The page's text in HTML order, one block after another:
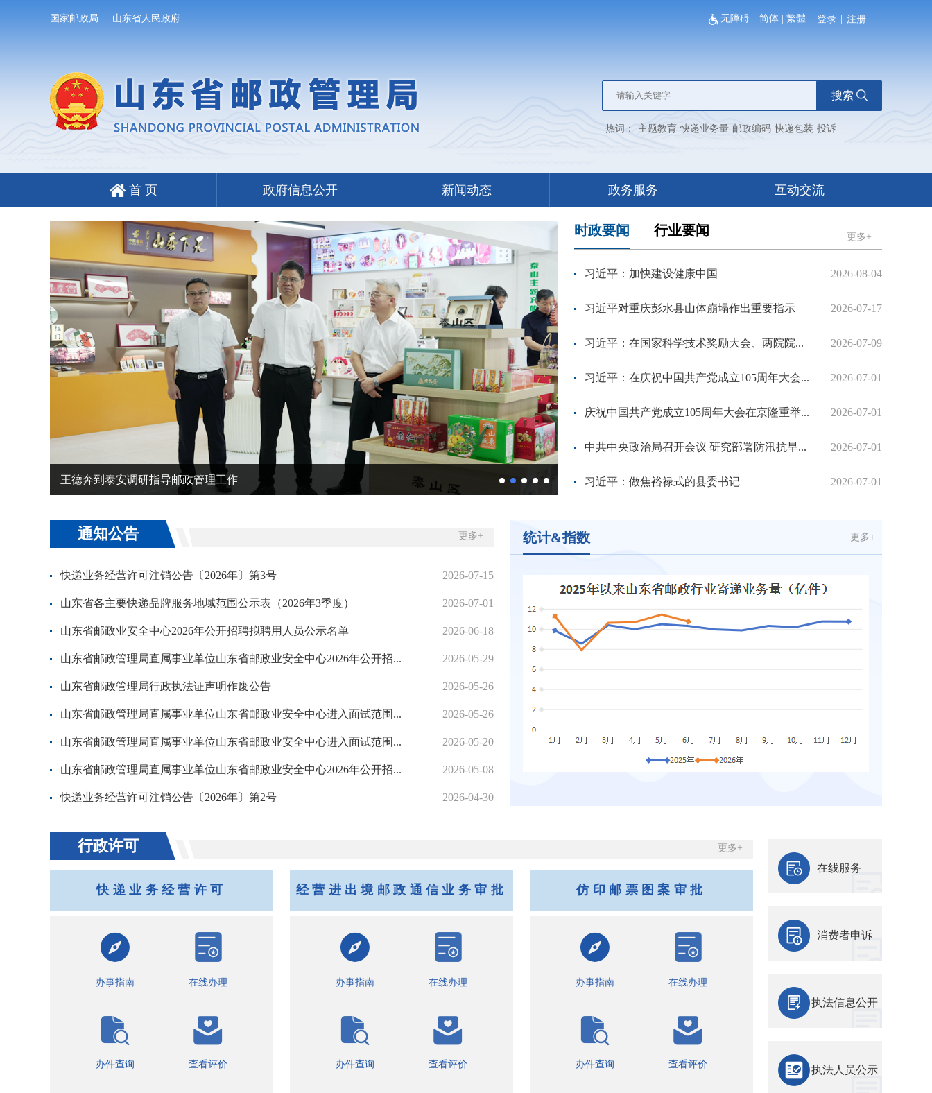
国家邮政局 山东省人民政府 无障碍 简体 繁體 登录 注册
搜索
热词： 主题教育 快递业务量 邮政编码 快递包装 投诉
首 页 政府信息公开 新闻动态 政务服务 互动交流
王德奔到泰安调研指导邮政管理工作 2026年全省邮政半年工作会议召开
时政要闻 行业要闻 更多+
习近平：加快建设健康中国 2026-08-04
习近平对重庆彭水县山体崩塌作出重要指示 2026-07-17
习近平：在国家科学技术奖励大会、两院院... 2026-07-09
习近平：在庆祝中国共产党成立105周年大会... 2026-07-01
庆祝中国共产党成立105周年大会在京隆重举... 2026-07-01
中共中央政治局召开会议 研究部署防汛抗旱... 2026-07-01
习近平：做焦裕禄式的县委书记 2026-07-01
通知公告 更多+
快递业务经营许可注销公告〔2026年〕第3号 2026-07-15
山东省各主要快递品牌服务地域范围公示表（2026年3季度） 2026-07-01
山东省邮政业安全中心2026年公开招聘拟聘用人员公示名单 2026-06-18
山东省邮政管理局直属事业单位山东省邮政业安全中心2026年公开招... 2026-05-29
山东省邮政管理局行政执法证声明作废公告 2026-05-26
山东省邮政管理局直属事业单位山东省邮政业安全中心进入面试范围... 2026-05-26
山东省邮政管理局直属事业单位山东省邮政业安全中心进入面试范围... 2026-05-20
山东省邮政管理局直属事业单位山东省邮政业安全中心2026年公开招... 2026-05-08
快递业务经营许可注销公告〔2026年〕第2号 2026-04-30
统计&指数 更多+
行政许可 更多+
快递业务经营许可
办事指南 在线办理
办件查询 查看评价
经营进出境邮政通信业务审批
办事指南 在线办理
办件查询 查看评价
仿印邮票图案审批
办事指南 在线办理
办件查询 查看评价
在线服务
消费者申诉
执法信息公开
执法人员公示